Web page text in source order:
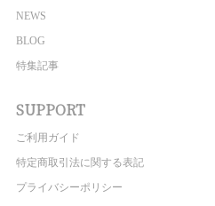
NEWS
BLOG
特集記事
SUPPORT
ご利用ガイド
特定商取引法に関する表記
プライバシーポリシー